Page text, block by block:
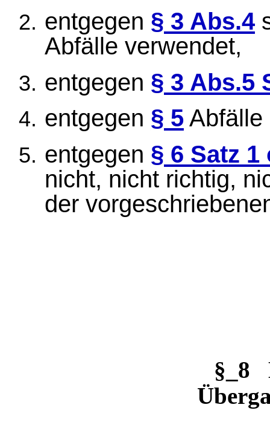
entgegen § 3 Abs.4
Abfälle verwendet,
entgegen § 3 Abs.5
entgegen § 5Abfälle
entgegen § 6 Satz 1
nicht, nicht richtig,
der
§_8